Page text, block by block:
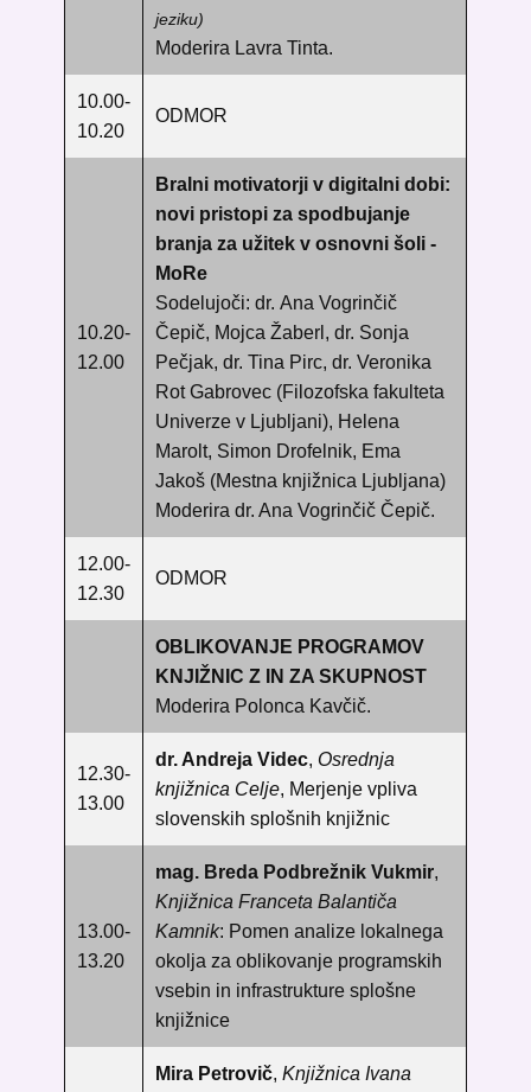
jeziku)
Moderira Lavra Tinta.
10.00-
10.20
ODMOR
10.20-
12.00
Bralni motivatorji v digitalni dobi:
novi pristopi za spodbujanje
branja za užitek v osnovni šoli -
MoRe
Sodelujoči: dr. Ana Vogrinčič
Čepič, Mojca Žaberl, dr. Sonja
Pečjak, dr. Tina Pirc, dr. Veronika
Rot Gabrovec (Filozofska fakulteta
Univerze v Ljubljani), Helena
Marolt, Simon Drofelnik, Ema
Jakoš (Mestna knjižnica Ljubljana)
Moderira dr. Ana Vogrinčič Čepič.
12.00-
12.30
ODMOR
OBLIKOVANJE PROGRAMOV
KNJIŽNIC Z IN ZA SKUPNOST
Moderira Polonca Kavčič.
12.30-
13.00
dr. Andreja Videc, Osrednja
knjižnica Celje, Merjenje vpliva
slovenskih splošnih knjižnic
13.00-
13.20
mag. Breda Podbrežnik Vukmir,
Knjižnica Franceta Balantiča
Kamnik: Pomen analize lokalnega
okolja za oblikovanje programskih
vsebin in infrastrukture splošne
knjižnice
Mira Petrovič, Knjižnica Ivana